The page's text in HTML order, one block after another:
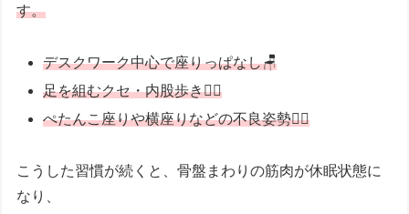
す。
デスクワーク中心で座りっぱなし🪑
足を組むクセ・内股歩き🚶‍♀️
ぺたんこ座りや横座りなどの不良姿勢🧍‍♀️
こうした習慣が続くと、骨盤まわりの筋肉が休眠状態に
なり、